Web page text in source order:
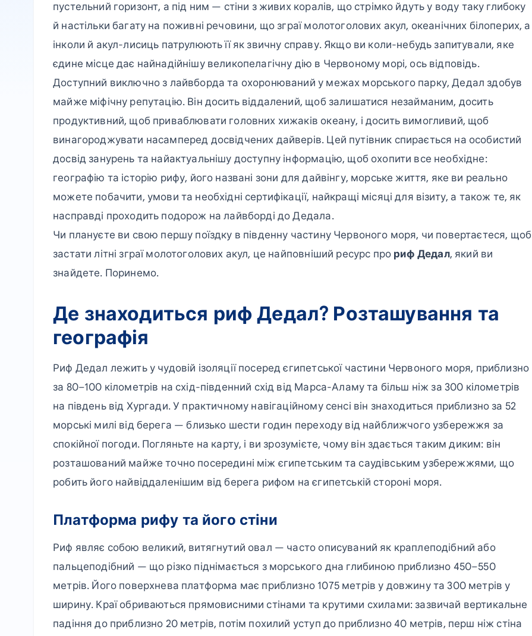
пустельний горизонт, а під ним — стіни з живих коралів, що стрімко йдуть у воду таку глибоку
й настільки багату на поживні речовини, що зграї молотоголових акул, океанічних білоперих, а
інколи й акул-лисиць патрулюють її як звичну справу. Якщо ви коли-небудь запитували, яке
єдине місце дає найнадійнішу великопелагічну дію в Червоному морі, ось відповідь.
Доступний виключно з лайвборда та охоронюваний у межах морського парку, Дедал здобув
майже міфічну репутацію. Він досить віддалений, щоб залишатися незайманим, досить
продуктивний, щоб приваблювати головних хижаків океану, і досить вимогливий, щоб
винагороджувати насамперед досвідчених дайверів. Цей путівник спирається на особистий
досвід занурень та найактуальнішу доступну інформацію, щоб охопити все необхідне:
географію та історію рифу, його названі зони для дайвінгу, морське життя, яке ви реально
можете побачити, умови та необхідні сертифікації, найкращі місяці для візиту, а також те, як
насправді проходить подорож на лайвборді до Дедала.
Чи плануєте ви свою першу поїздку в південну частину Червоного моря, чи повертаєтеся, щоб
застати літні зграї молотоголових акул, це найповніший ресурс про риф Дедал, який ви
знайдете. Поринемо.
Де знаходиться риф Дедал? Розташування та
географія
Риф Дедал лежить у чудовій ізоляції посеред єгипетської частини Червоного моря, приблизно
за 80–100 кілометрів на схід-південний схід від Марса-Аламу та більш ніж за 300 кілометрів
на південь від Хургади. У практичному навігаційному сенсі він знаходиться приблизно за 52
морські милі від берега — близько шести годин переходу від найближчого узбережжя за
спокійної погоди. Погляньте на карту, і ви зрозумієте, чому він здається таким диким: він
розташований майже точно посередині між єгипетським та саудівським узбережжями, що
робить його найвіддаленішим від берега рифом на єгипетській стороні моря.
Платформа рифу та його стіни
Риф являє собою великий, витягнутий овал — часто описуваний як краплеподібний або
пальцеподібний — що різко піднімається з морського дна глибиною приблизно 450–550
метрів. Його поверхнева платформа має приблизно 1075 метрів у довжину та 300 метрів у
ширину. Краї обриваються прямовисними стінами та крутими схилами: зазвичай вертикальне
падіння до приблизно 20 метрів, потім похилий уступ до приблизно 40 метрів, перш ніж стіна